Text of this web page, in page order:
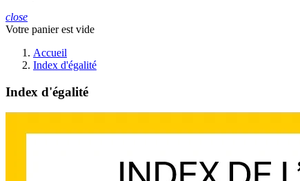
close
Votre panier est vide
Accueil
Index d'égalité
Index d'égalité